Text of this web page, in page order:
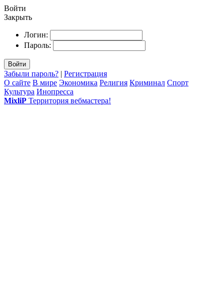
Войти
Закрыть
Логин:
Пароль:
Войти
Забыли пароль? | Регистрация
О сайте В мире Экономика Религия Криминал Спорт
Культура Инопресса
MixliP Территория вебмастера!